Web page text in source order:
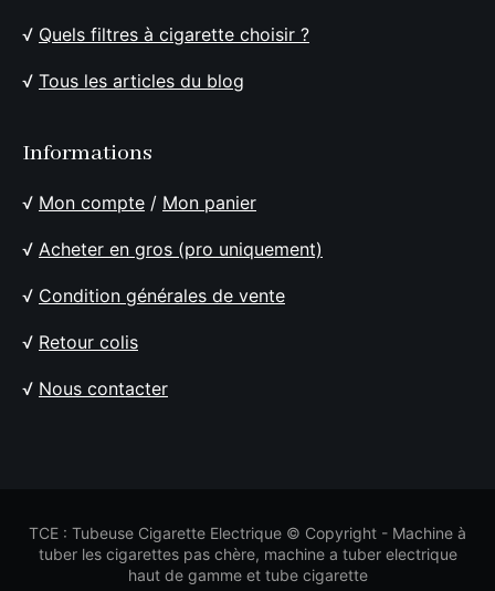
√ Quels filtres à cigarette choisir ?
√ Tous les articles du blog
Informations
√ Mon compte / Mon panier
√ Acheter en gros (pro uniquement)
√ Condition générales de vente
√ Retour colis
√ Nous contacter
TCE : Tubeuse Cigarette Electrique © Copyright - Machine à
tuber les cigarettes pas chère, machine a tuber electrique
haut de gamme et tube cigarette